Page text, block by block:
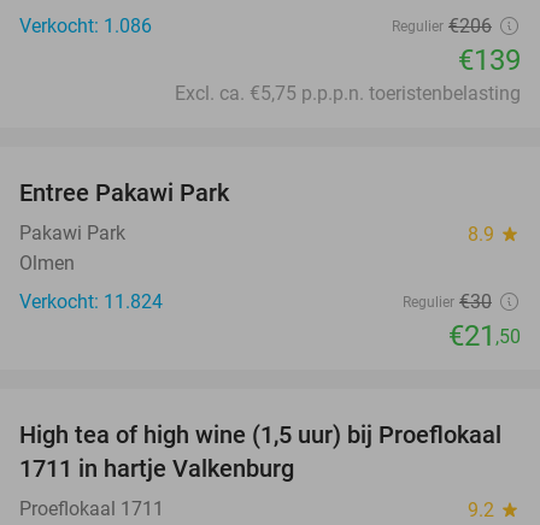
Verkocht: 1.086
Regulier €206
€139
Excl. ca. €5,75 p.p.p.n. toeristenbelasting
Entree Pakawi Park
Pakawi Park 8.9 star
Olmen
Verkocht: 11.824
Regulier €30
€21 ,50
36%
High tea of high wine (1,5 uur) bij Proeflokaal
1711 in hartje Valkenburg
Proeflokaal 1711 9.2 star